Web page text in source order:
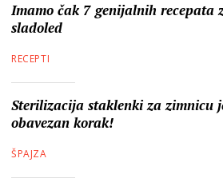
Imamo čak 7 genijalnih recepata
sladoled
RECEPTI
Sterilizacija staklenki za zimnicu
obavezan korak!
ŠPAJZA